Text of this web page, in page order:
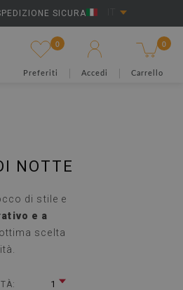
SICURA
0
Preferiti Accedi
0
Carrello
NOTTE
di stile e
e a
scelta
1